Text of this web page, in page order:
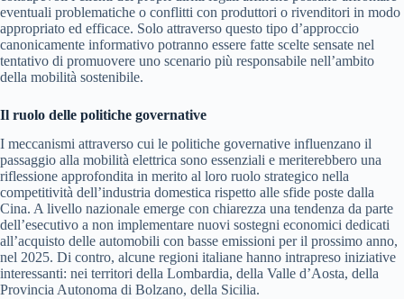
eventuali problematiche o conflitti con produttori o rivenditori in modo
appropriato ed efficace. Solo attraverso questo tipo d’approccio
canonicamente informativo potranno essere fatte scelte sensate nel
tentativo di promuovere uno scenario più responsabile nell’ambito
della mobilità sostenibile.
Il ruolo delle politiche governative
I meccanismi attraverso cui le politiche governative influenzano il
passaggio alla mobilità elettrica sono essenziali e meriterebbero una
riflessione approfondita in merito al loro ruolo strategico nella
competitività dell’industria domestica rispetto alle sfide poste dalla
Cina. A livello nazionale emerge con chiarezza una tendenza da parte
dell’esecutivo a non implementare nuovi sostegni economici dedicati
all’acquisto delle automobili con basse emissioni per il prossimo anno,
nel 2025. Di contro, alcune regioni italiane hanno intrapreso iniziative
interessanti: nei territori della Lombardia, della Valle d’Aosta, della
Provincia Autonoma di Bolzano, della Sicilia.